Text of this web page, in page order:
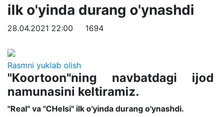
ilk o'yinda durang o'ynashdi
28.04.2021 22:00 1694
Rasmni yuklab olish
"Koortoon"ning navbatdagi ijod
namunasini keltiramiz.
"Real" va "CHelsi" ilk o'yinda durang o'ynashdi.